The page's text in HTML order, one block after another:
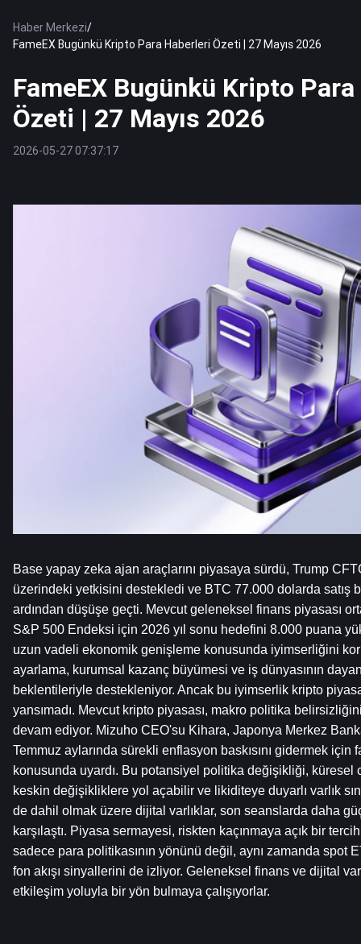
Haber Merkezi/
FameEX Bugünkü Kripto Para Haberleri Özeti | 27 Mayıs 2026
FameEX Bugünkü Kripto
Özeti | 27 Mayıs 2026
2026-05-27 07:37:17
Base yapay zeka ajan araçlarını piyasaya sürdü, Trump
üzerindeki yetkisini destekledi ve BTC 77.000 dolarda satış
ardından düşüşe geçti. Mevcut geleneksel finans piyasası
S&P 500 Endeksi için 2026 yıl sonu hedefini 8.000 puana
uzun vadeli ekonomik genişleme konusunda iyimserliğini
ayarlama, kurumsal kazanç büyümesi ve iş dünyasının
beklentileriyle destekleniyor. Ancak bu iyimserlik kripto
yansımadı. Mevcut kripto piyasası, makro politika
devam ediyor. Mizuho CEO'su Kihara, Japonya Merkez
Temmuz aylarında sürekli enflasyon baskısını gidermek için
konusunda uyardı. Bu potansiyel politika değişikliği, küresel
keskin değişikliklere yol açabilir ve likiditeye duyarlı varlık
de dahil olmak üzere dijital varlıklar, son seanslarda daha
karşılaştı. Piyasa sermayesi, riskten kaçınmaya açık bir tercih
sadece para politikasının yönünü değil, aynı zamanda spot
fon akışı sinyallerini de izliyor. Geleneksel finans ve dijital
etkileşim yoluyla bir yön bulmaya çalışıyorlar.